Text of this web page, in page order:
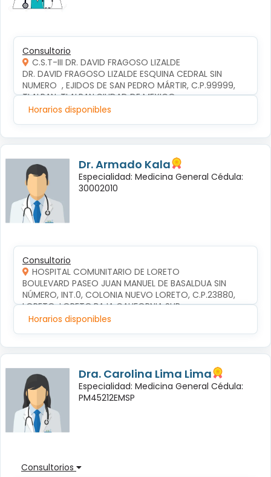
Consultorio
C.S.T-III DR. DAVID FRAGOSO LIZALDE
DR. DAVID FRAGOSO LIZALDE ESQUINA CEDRAL SIN
NUMERO  , EJIDOS DE SAN PEDRO MÁRTIR, C.P.99999,
TLALPAN, TLALPAN,CIUDAD DE MEXICO
Horarios disponibles
Dr. Armado Kala
Especialidad: Medicina General Cédula:
30002010
Consultorio
HOSPITAL COMUNITARIO DE LORETO
BOULEVARD PASEO JUAN MANUEL DE BASALDUA SIN
NÚMERO, INT.0, COLONIA NUEVO LORETO, C.P.23880,
LORETO, LORETO,BAJA CALIFORNIA SUR
Horarios disponibles
Dra. Carolina Lima Lima
Especialidad: Medicina General Cédula:
PM45212EMSP
Consultorios